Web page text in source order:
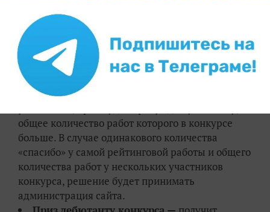
администрация сайта.
Приз зрительских симпатий —
участник, не попавший в победители голосования
жюри, работа которого набрала больше всего
«спасибо». В случае одинакового количества
«спасибо» у самой рейтинговой работы нескольких
общее количество работ которого в конкурсе
больше. В случае одинакового количества
«спасибо» у самой рейтинговой работы и общего
количества работ у нескольких участников
конкурса, решение будет принимать
администрация сайта.